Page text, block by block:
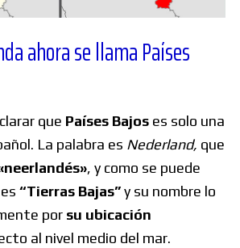
ahora se llama Países
que Países Bajos es solo una
La palabra es Nederland, que
, y como se puede
“Tierras Bajas”y su nombre lo
por su ubicación
al nivel medio del mar.